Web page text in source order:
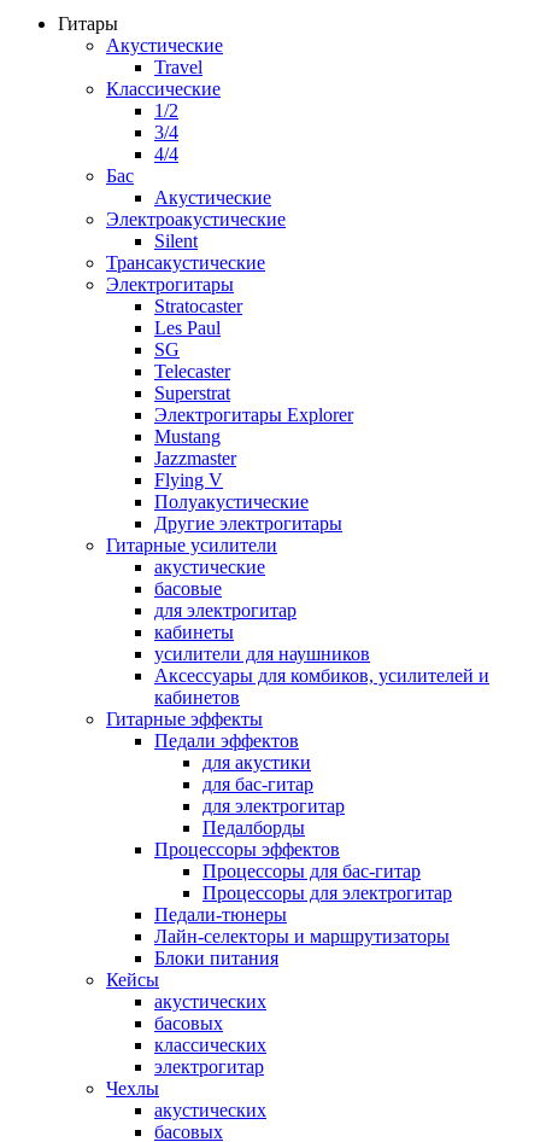
Гитары
Акустические
Travel
Классические
1/2
3/4
4/4
Бас
Акустические
Электроакустические
Silent
Трансакустические
Электрогитары
Stratocaster
Les Paul
SG
Telecaster
Superstrat
Электрогитары Explorer
Mustang
Jazzmaster
Flying V
Полуакустические
Другие электрогитары
Гитарные усилители
акустические
басовые
для электрогитар
кабинеты
усилители для наушников
Аксессуары для комбиков, усилителей и
кабинетов
Гитарные эффекты
Педали эффектов
для акустики
для бас-гитар
для электрогитар
Педалборды
Процессоры эффектов
Процессоры для бас-гитар
Процессоры для электрогитар
Педали-тюнеры
Лайн-селекторы и маршрутизаторы
Блоки питания
Кейсы
акустических
басовых
классических
электрогитар
Чехлы
акустических
басовых